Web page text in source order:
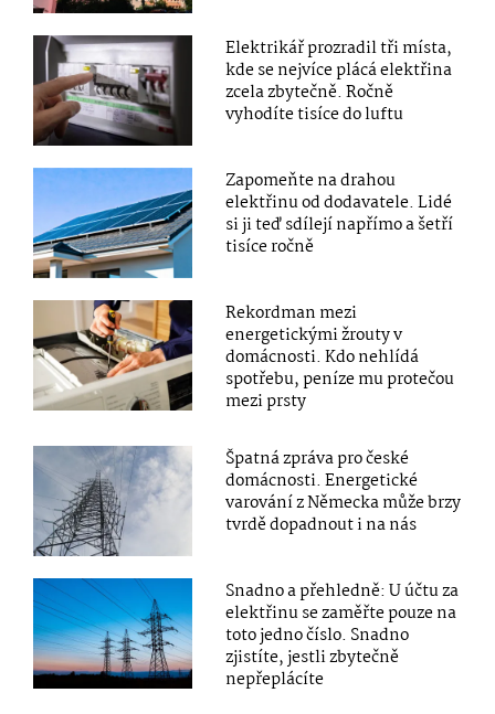
Elektrikář prozradil tři místa,
kde se nejvíce plácá elektřina
zcela zbytečně. Ročně
vyhodíte tisíce do luftu
Zapomeňte na drahou
elektřinu od dodavatele. Lidé
si ji teď sdílejí napřímo a šetří
tisíce ročně
Rekordman mezi
energetickými žrouty v
domácnosti. Kdo nehlídá
spotřebu, peníze mu protečou
mezi prsty
Špatná zpráva pro české
domácnosti. Energetické
varování z Německa může brzy
tvrdě dopadnout i na nás
Snadno a přehledně: U účtu za
elektřinu se zaměřte pouze na
toto jedno číslo. Snadno
zjistíte, jestli zbytečně
nepřeplácíte